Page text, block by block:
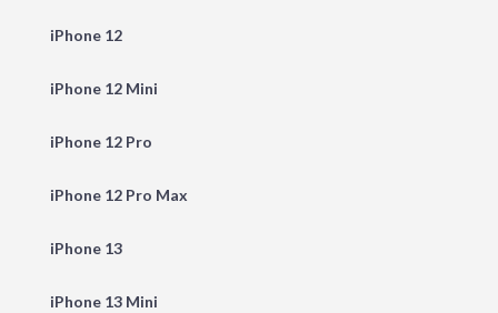
iPhone 12
iPhone 12 Mini
iPhone 12 Pro
iPhone 12 Pro Max
iPhone 13
iPhone 13 Mini